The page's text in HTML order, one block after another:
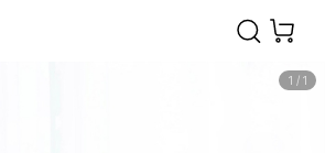
1 / 1